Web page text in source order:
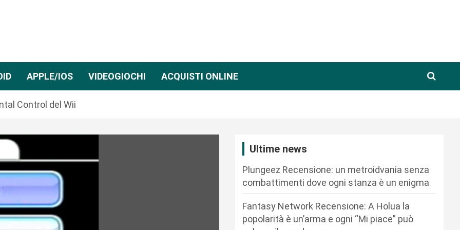
APPLE/IOS VIDEOGIOCHI ACQUISTI ONLINE
Control del Wii
Ultime news
Plungeez Recensione: un metroidvania senza
combattimenti dove ogni stanza è un enigma
Fantasy Network Recensione: A Holua la
popolarità è un’arma e ogni “Mi piace” può